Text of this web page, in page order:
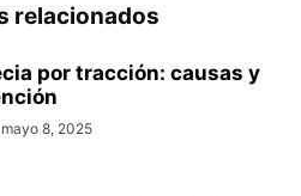
relacionados
por tracción: causas y
mayo 8, 2025